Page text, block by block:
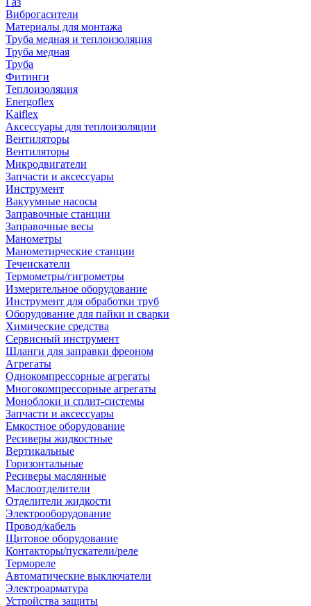
Виброгасители
Материалы для монтажа
Труба медная и теплоизоляция
Труба медная
Труба
Фитинги
Теплоизоляция
Energoflex
Kaiflex
Аксессуары для теплоизоляции
Вентиляторы
Вентиляторы
Микродвигатели
Запчасти и аксессуары
Инструмент
Вакуумные насосы
Заправочные станции
Заправочные весы
Манометры
Манометирческие станции
Течеискатели
Термометры/гигрометры
Измерительное оборудование
Инструмент для обработки труб
Оборудование для пайки и сварки
Химические средства
Сервисный инструмент
Шланги для заправки фреоном
Агрегаты
Однокомпрессорные агрегаты
Многокомпрессорные агрегаты
Моноблоки и сплит-системы
Запчасти и аксессуары
Емкостное оборудование
Ресиверы жидкостные
Вертикальные
Горизонтальные
Ресиверы маслянные
Маслоотделители
Отделители жидкости
Электрооборудование
Провод/кабель
Щитовое оборудование
Контакторы/пускатели/реле
Термореле
Автоматические выключатели
Электроарматура
Устройства защиты